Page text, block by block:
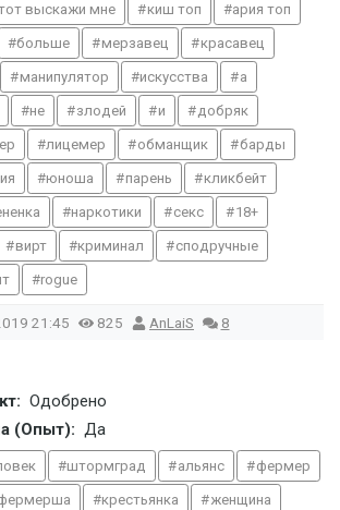
выскажи мне киш топ ария топ
больше мерзавец красавец
манипулятор искусства а
не злодей и добряк
лицемер обманщик барды
юноша парень кликбейт
наркотики секс 18+
вирт криминал сподручные
rogue
21:45 825 AnLaiS 8
Одобрено
(Опыт): Да
штормград альянс фермер
крестьянка женщина